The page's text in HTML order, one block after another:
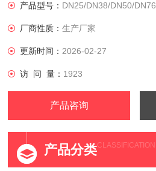
产品型号： DN25/DN38/DN50/DN76
厂商性质：生产厂家
更新时间： 2026-02-27
访 问 量： 1923
产品咨询
产品分类CLASSIFICATION